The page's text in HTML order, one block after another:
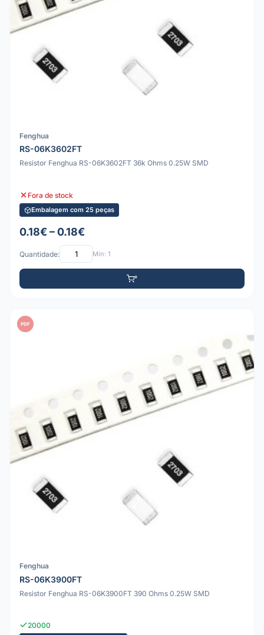
Fenghua
RS-06K3602FT
Resistor Fenghua RS-06K3602FT 36k Ohms 0.25W SMD
Fora de stock
Embalagem com 25 peças
0.18€ – 0.18€
Quantidade: Mín: 1
PDF
Fenghua
RS-06K3900FT
Resistor Fenghua RS-06K3900FT 390 Ohms 0.25W SMD
20000